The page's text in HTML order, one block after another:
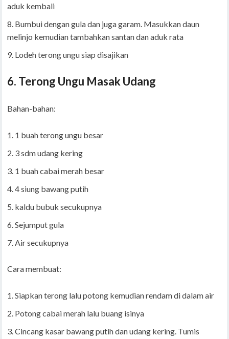
aduk kembali
Bumbui dengan gula dan juga garam. Masukkan daun
melinjo kemudian tambahkan santan dan aduk rata
Lodeh terong ungu siap disajikan
6. Terong Ungu Masak Udang
Bahan-bahan:
1 buah terong ungu besar
3 sdm udang kering
1 buah cabai merah besar
4 siung bawang putih
kaldu bubuk secukupnya
Sejumput gula
Air secukupnya
Cara membuat:
Siapkan terong lalu potong kemudian rendam di dalam air
Potong cabai merah lalu buang isinya
Cincang kasar bawang putih dan udang kering. Tumis